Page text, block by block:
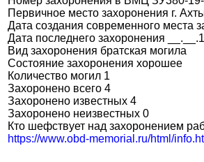
Первичное место захоронения г.
Дата создания современного места
Дата последнего захоронения
Вид захоронения братская могила
Состояние захоронения хорошее
Количество могил 1
Захоронено всего 4
Захоронено известных 4
Захоронено неизвестных 0
Кто шефствует над захоронением
https://www.obd-memorial.ru/html/